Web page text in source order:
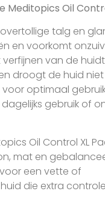
Meditopics Oil
talg en
en voorkomt
verfijnen van de
droogt de huid
optimaal
gebruik of
Oil Control XL
mat en
een vette of
die extra